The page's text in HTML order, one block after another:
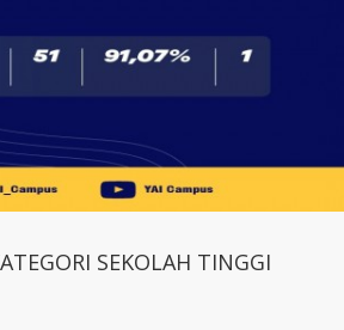
SEKOLAH TINGGI